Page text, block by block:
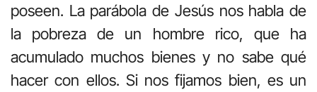
poseen. La parábola de Jesús nos habla de
la pobreza de un hombre rico, que ha
acumulado muchos bienes y no sabe qué
hacer con ellos. Si nos fijamos bien, es un